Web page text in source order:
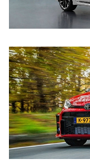
Proace (excl. BTW)
OOK ALS
Vanaf € 37.500,-
Proace Max (excl.
OOK ALS